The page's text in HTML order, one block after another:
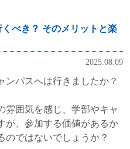
べき？ そのメリットと楽
2025.08.09
ンパスへは行きましたか？
雰囲気を感じ、学部やキャ
が、参加する価値があるか
のではないでしょうか？